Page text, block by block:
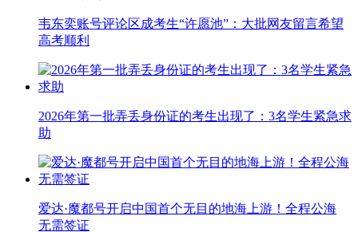
韦东奕账号评论区成考生“许愿池”：大批网友留言希望
高考顺利
2026年第一批弄丢身份证的考生出现了：3名学生紧急求
助
爱达·魔都号开启中国首个无目的地海上游！全程公海
无需签证